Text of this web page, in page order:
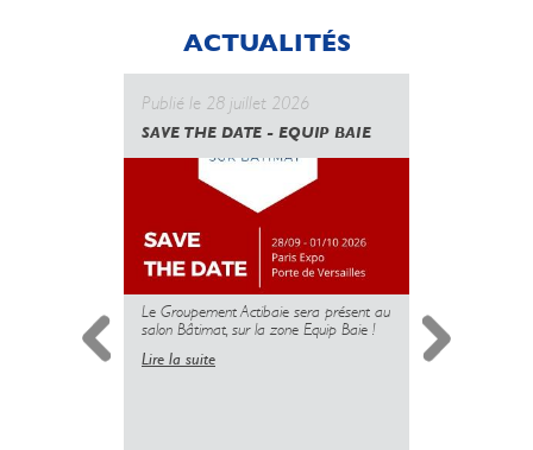
ACTUALITÉS
Publié le 28 juillet 2026
SAVE THE DATE - EQUIP BAIE
Le Groupement Actibaie sera présent au
salon Bâtimat, sur la zone Equip Baie !
Lire la suite